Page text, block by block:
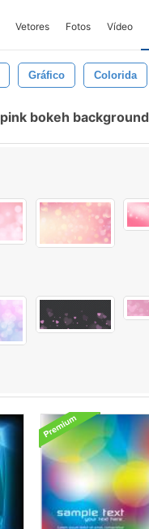
Vetores Fotos Vídeo
Gráfico Colorida
pink bokeh background